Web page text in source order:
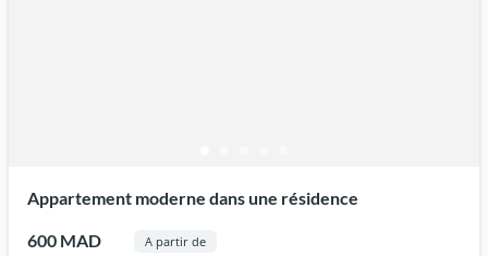
Appartement moderne dans une résidence
600 MAD A partir de